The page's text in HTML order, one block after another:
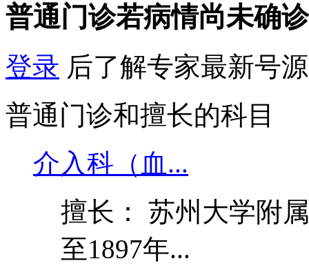
普通门诊若病情尚未确
登录 后了解专家最新号
普通门诊和擅长的科目
介入科（血...
擅长： 苏州大学附
至1897年...